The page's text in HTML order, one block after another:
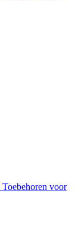
Toebehoren voor